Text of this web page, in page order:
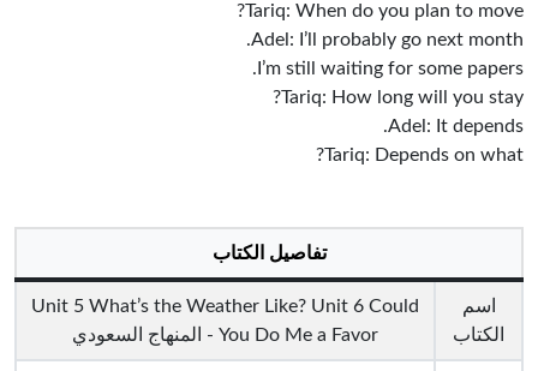
Tariq: When do you plan to move?
Adel: I’ll probably go next month.
I’m still waiting for some papers.
Tariq: How long will you stay?
Adel: It depends.
Tariq: Depends on what?
تفاصيل الكتاب
اسم
الكتاب
Unit 5 What’s the Weather Like? Unit 6 Could
You Do Me a Favor - المنهاج السعودي